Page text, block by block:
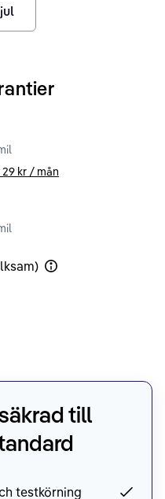
29 kr / mån
till
testkörning